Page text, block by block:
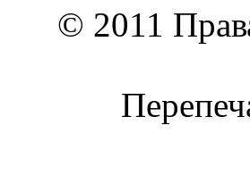
© 2011